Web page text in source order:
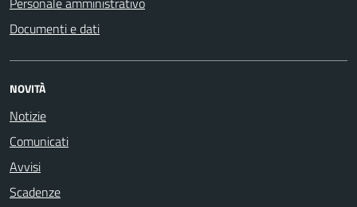
Documenti e dati
NOVITÀ
Notizie
Comunicati
Avvisi
Scadenze